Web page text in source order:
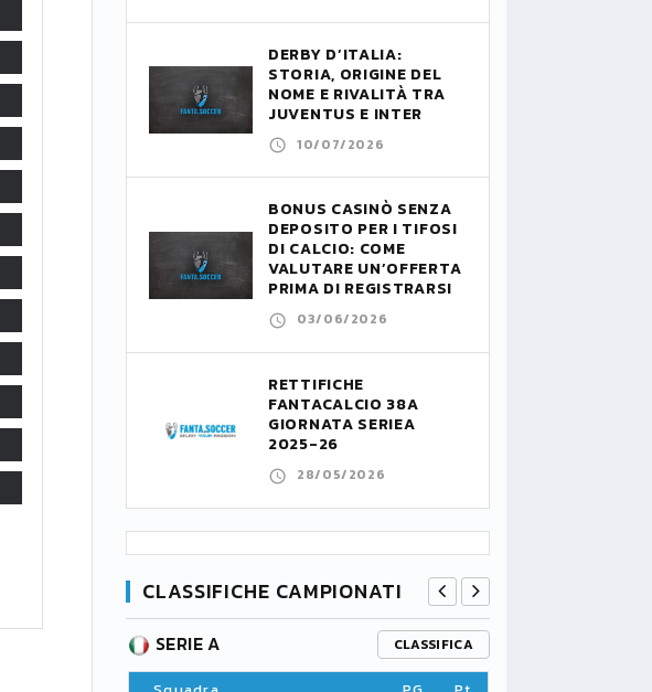
DERBY D’ITALIA:
STORIA, ORIGINE DEL
NOME E RIVALITÀ TRA
JUVENTUS E INTER
10/07/2026
BONUS CASINÒ SENZA
DEPOSITO PER I TIFOSI
DI CALCIO: COME
VALUTARE UN’OFFERTA
PRIMA DI REGISTRARSI
03/06/2026
RETTIFICHE
FANTACALCIO 38A
GIORNATA SERIEA
2025-26
28/05/2026
CLASSIFICHE CAMPIONATI
SERIE A CLASSIFICA